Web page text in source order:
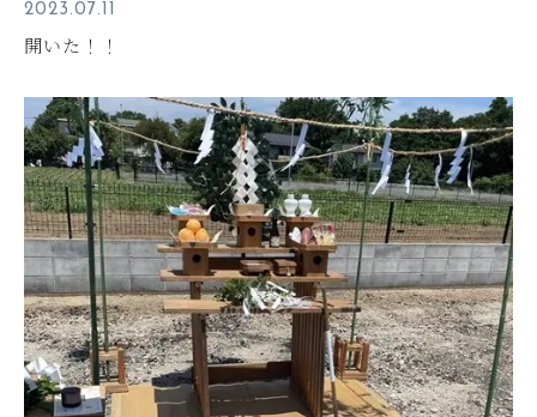
2023.07.11
開いた！！